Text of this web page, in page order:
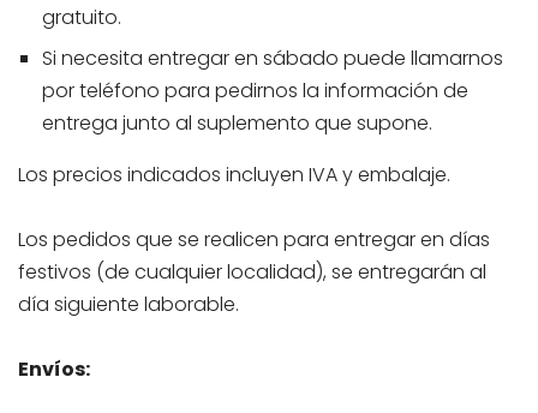
gratuito.
Si necesita entregar en sábado puede llamarnos
por teléfono para pedirnos la información de
entrega junto al suplemento que supone.
Los precios indicados incluyen IVA y embalaje.
Los pedidos que se realicen para entregar en días
festivos (de cualquier localidad), se entregarán al
día siguiente laborable.
Envíos: